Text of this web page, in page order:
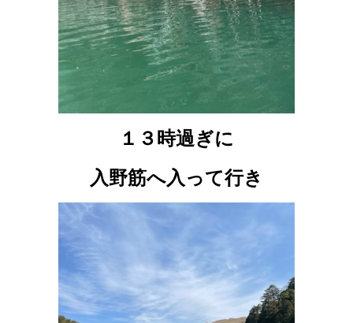
１３時過ぎに
入野筋へ入って行き